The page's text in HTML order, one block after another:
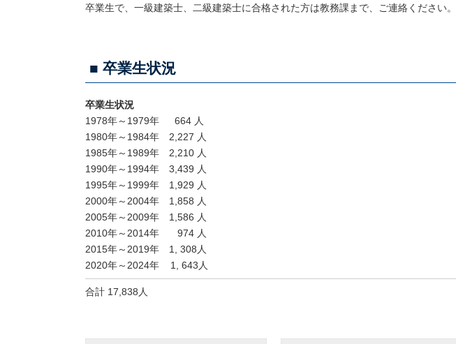
卒業生で、一級建築士、二級建築士に合格された方は教務課まで、ご連絡ください。
■ 卒業生状況
卒業生状況
1978年～1979年 664 人
1980年～1984年 2,227 人
1985年～1989年 2,210 人
1990年～1994年 3,439 人
1995年～1999年 1,929 人
2000年～2004年 1,858 人
2005年～2009年 1,586 人
2010年～2014年 974 人
2015年～2019年 1, 308人
2020年～2024年 1, 643人
合計 17,838人